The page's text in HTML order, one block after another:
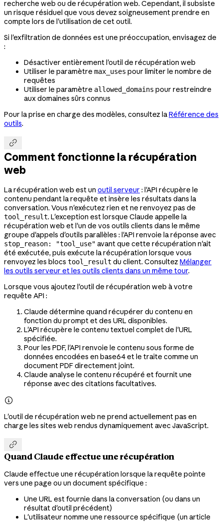
recherche web ou de récupération web. Cependant, il subsiste
un risque résiduel que vous devez soigneusement prendre en
compte lors de l'utilisation de cet outil.
Si l'exfiltration de données est une préoccupation, envisagez de
:
Désactiver entièrement l'outil de récupération web
Utiliser le paramètre max_uses pour limiter le nombre de
requêtes
Utiliser le paramètre allowed_domains pour restreindre
aux domaines sûrs connus
Pour la prise en charge des modèles, consultez laRéférence des
outils.

Comment fonctionne la récupération
web
La récupération web est un outil serveur : l'API récupère le
contenu pendant la requête et insère les résultats dans la
conversation. Vous n'exécutez rien et ne renvoyez pas de
tool_result. L'exception est lorsque Claude appelle la
récupération web et l'un de vos outils clients dans le même
groupe d'appels d'outils parallèles : l'API renvoie la réponse avec
stop_reason: "tool_use" avant que cette récupération n'ait
été exécutée, puis exécute la récupération lorsque vous
renvoyez les blocs tool_result du client. Consultez Mélanger
les outils serveur et les outils clients dans un même tour.
Lorsque vous ajoutez l'outil de récupération web à votre
requête API :
Claude détermine quand récupérer du contenu en
fonction du prompt et des URL disponibles.
L'API récupère le contenu textuel complet de l'URL
spécifiée.
Pour les PDF, l'API renvoie le contenu sous forme de
données encodées en base64 et le traite comme un
document PDF directement joint.
Claude analyse le contenu récupéré et fournit une
réponse avec des citations facultatives.

L'outil de récupération web ne prend actuellement pas en
charge les sites web rendus dynamiquement avec JavaScript.

Quand Claude effectue une récupération
Claude effectue une récupération lorsque la requête pointe
vers une page ou un document spécifique :
Une URL est fournie dans la conversation (ou dans un
résultat d'outil précédent)
L'utilisateur nomme une ressource spécifique (un article